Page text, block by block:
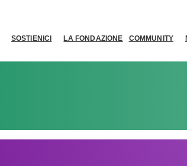
SOSTIENICI LA FONDAZIONE COMMUNITY